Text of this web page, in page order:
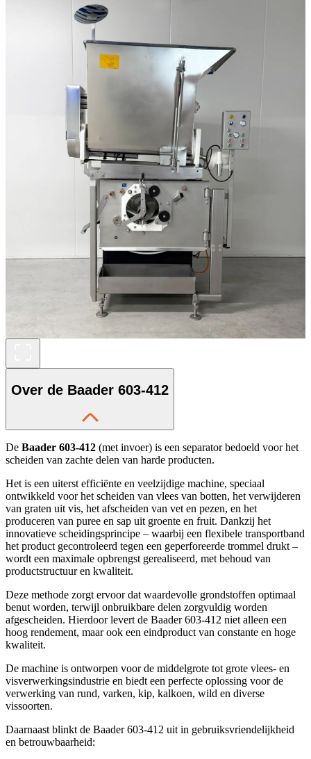
Over de Baader 603-412
De Baader 603-412 (met invoer) is een separator bedoeld voor het
scheiden van zachte delen van harde producten.
Het is een uiterst efficiënte en veelzijdige machine, speciaal
ontwikkeld voor het scheiden van vlees van botten, het verwijderen
van graten uit vis, het afscheiden van vet en pezen, en het
produceren van puree en sap uit groente en fruit. Dankzij het
innovatieve scheidingsprincipe – waarbij een flexibele transportband
het product gecontroleerd tegen een geperforeerde trommel drukt –
wordt een maximale opbrengst gerealiseerd, met behoud van
productstructuur en kwaliteit.
Deze methode zorgt ervoor dat waardevolle grondstoffen optimaal
benut worden, terwijl onbruikbare delen zorgvuldig worden
afgescheiden. Hierdoor levert de Baader 603-412 niet alleen een
hoog rendement, maar ook een eindproduct van constante en hoge
kwaliteit.
De machine is ontworpen voor de middelgrote tot grote vlees- en
visverwerkingsindustrie en biedt een perfecte oplossing voor de
verwerking van rund, varken, kip, kalkoen, wild en diverse
vissoorten.
Daarnaast blinkt de Baader 603-412 uit in gebruiksvriendelijkheid
en betrouwbaarheid: